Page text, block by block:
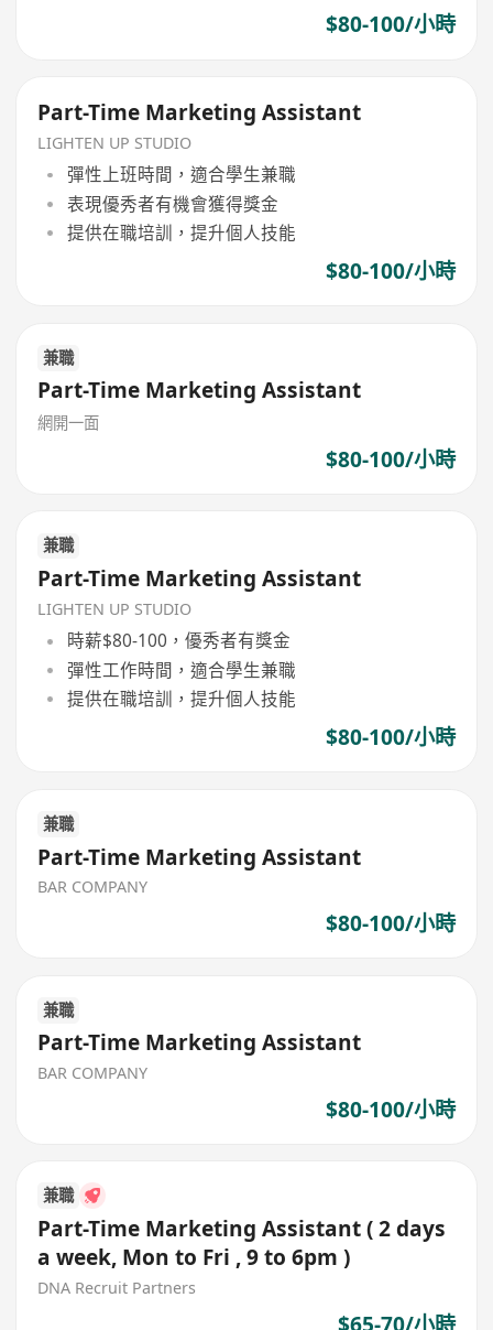
$80-100/小時
Part-Time Marketing Assistant
LIGHTEN UP STUDIO
彈性上班時間，適合學生兼職
表現優秀者有機會獲得獎金
提供在職培訓，提升個人技能
$80-100/小時
兼職
Part-Time Marketing Assistant
網開一面
$80-100/小時
兼職
Part-Time Marketing Assistant
LIGHTEN UP STUDIO
時薪$80-100，優秀者有獎金
彈性工作時間，適合學生兼職
提供在職培訓，提升個人技能
$80-100/小時
兼職
Part-Time Marketing Assistant
BAR COMPANY
$80-100/小時
兼職
Part-Time Marketing Assistant
BAR COMPANY
$80-100/小時
兼職
Part-Time Marketing Assistant ( 2 days
a week, Mon to Fri , 9 to 6pm )
DNA Recruit Partners
$65-70/小時